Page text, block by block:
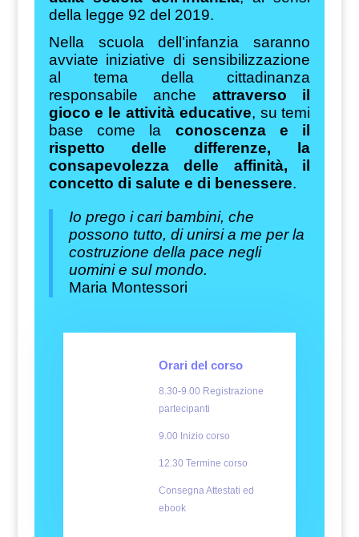
della legge 92 del 2019.
Nella scuola dell’infanzia saranno
avviate iniziative di sensibilizzazione
al tema della cittadinanza
responsabile anche attraverso il
gioco e le attività educative, su temi
base come la conoscenza e il
rispetto delle differenze, la
consapevolezza delle affinità, il
concetto di salute e di benessere.
Io prego i cari bambini, che
possono tutto, di unirsi a me per la
costruzione della pace negli
uomini e sul mondo.
Maria Montessori
Orari del corso
8.30-9.00 Registrazione
partecipanti
9.00 Inizio corso
12.30 Termine corso
Consegna Attestati ed
ebook